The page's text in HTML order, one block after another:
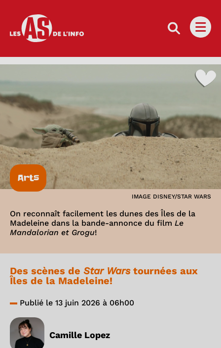
Les as de l'info
Arts
IMAGE DISNEY/STAR WARS
On reconnaît facilement les dunes des Îles de la
Madeleine dans la bande-annonce du film Le
Mandalorian et Grogu!
Des scènes de Star Warstournées aux
Îles de la Madeleine!
Publié le 13 juin 2026 à 06h00
Camille Lopez